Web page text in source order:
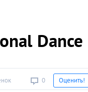
Dance
0 Оценить!